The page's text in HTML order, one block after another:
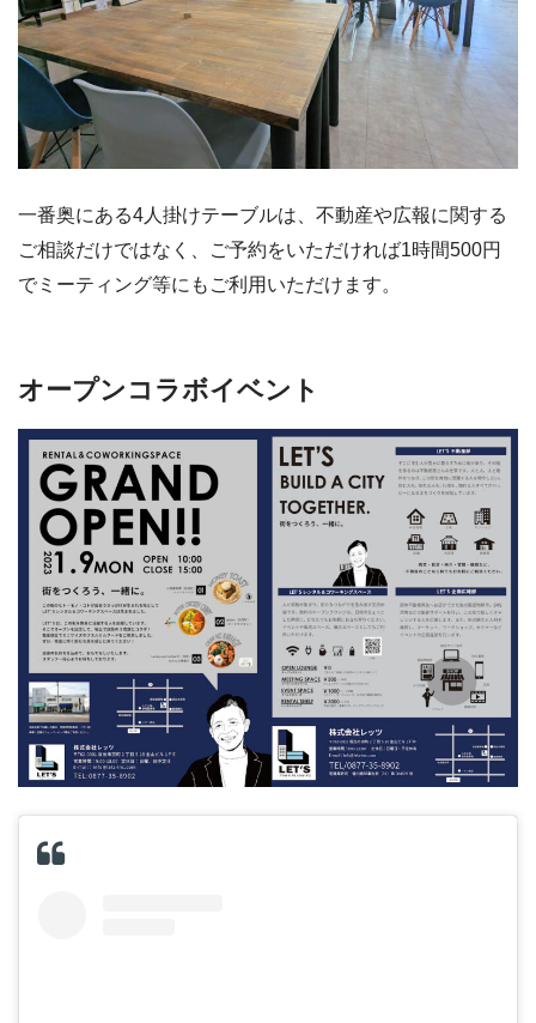
一番奥にある4人掛けテーブルは、不動産や広報に関する
ご相談だけではなく、ご予約をいただければ1時間500円
でミーティング等にもご利用いただけます。
オープンコラボイベント